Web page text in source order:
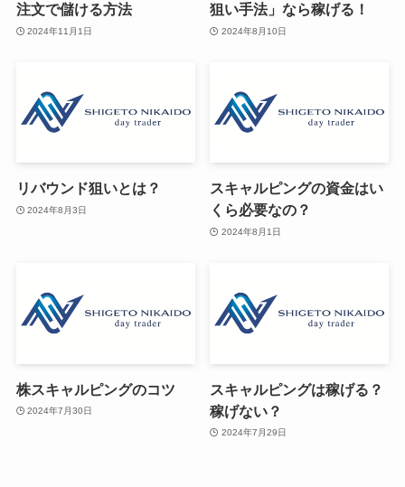
注文で儲ける方法
2024年11月1日
狙い手法」なら稼げる！
2024年8月10日
リバウンド狙いとは？
2024年8月3日
スキャルピングの資金はい
くら必要なの？
2024年8月1日
株スキャルピングのコツ
2024年7月30日
スキャルピングは稼げる？
稼げない？
2024年7月29日